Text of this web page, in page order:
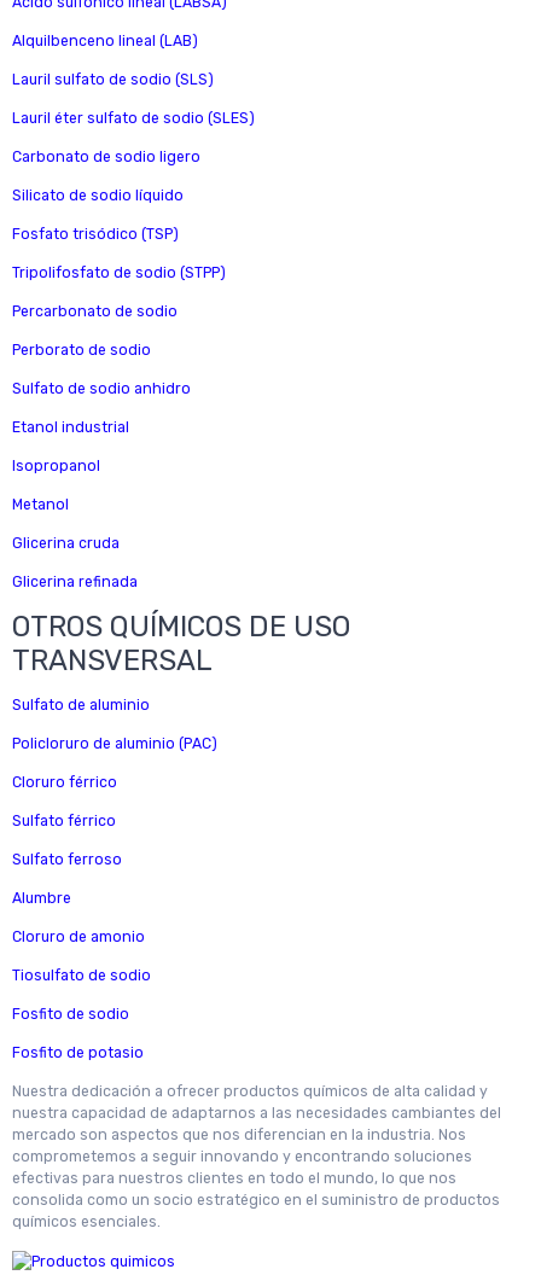
Alquilbenceno lineal (LAB)
Lauril sulfato de sodio (SLS)
Lauril éter sulfato de sodio (SLES)
Carbonato de sodio ligero
Silicato de sodio líquido
Fosfato trisódico (TSP)
Tripolifosfato de sodio (STPP)
Percarbonato de sodio
Perborato de sodio
Sulfato de sodio anhidro
Etanol industrial
Isopropanol
Metanol
Glicerina cruda
Glicerina refinada
OTROS QUÍMICOS DE USO
TRANSVERSAL
Sulfato de aluminio
Policloruro de aluminio (PAC)
Cloruro férrico
Sulfato férrico
Sulfato ferroso
Alumbre
Cloruro de amonio
Tiosulfato de sodio
Fosfito de sodio
Fosfito de potasio
Nuestra dedicación a ofrecer productos químicos de alta calidad y
nuestra capacidad de adaptarnos a las necesidades cambiantes del
mercado son aspectos que nos diferencian en la industria. Nos
comprometemos a seguir innovando y encontrando soluciones
efectivas para nuestros clientes en todo el mundo, lo que nos
consolida como un socio estratégico en el suministro de productos
químicos esenciales.